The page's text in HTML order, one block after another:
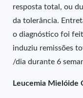
resposta total, ou
da tolerância.
o diagnóstico foi
induziu remissões
/dia durante 6
Leucemia Mielóide